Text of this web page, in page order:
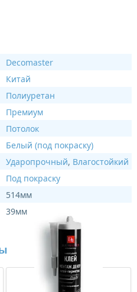
Decomaster
Китай
Полиуретан
Премиум
Потолок
Белый (под покраску)
Ударопрочный, Влагостойкий
Под покраску
514мм
39мм